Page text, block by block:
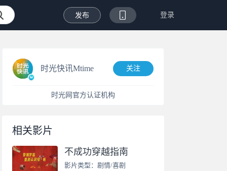
发布 登录
时光快讯Mtime 关注
时光网官方认证机构
相关影片
不成功穿越指南
影片类型：剧情/喜剧